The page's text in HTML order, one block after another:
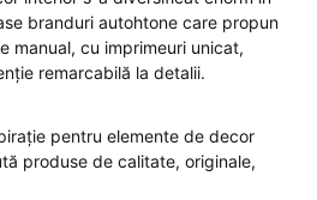
branduri autohtone care propun
manual, cu imprimeuri unicat,
remarcabilă la detalii.
pentru elemente de decor
produse de calitate, originale,